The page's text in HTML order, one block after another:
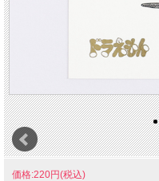
価格:220円(税込)